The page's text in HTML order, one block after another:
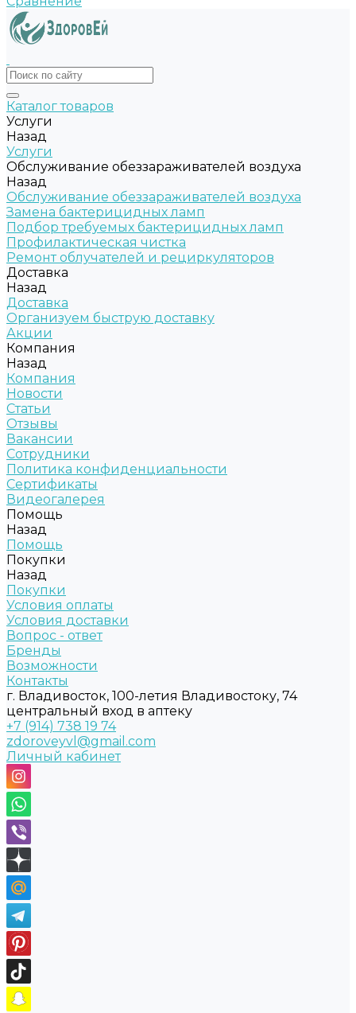
Каталог товаров
Услуги
Назад
Услуги
Обслуживание обеззараживателей воздуха
Назад
Обслуживание обеззараживателей воздуха
Замена бактерицидных ламп
Подбор требуемых бактерицидных ламп
Профилактическая чистка
Ремонт облучателей и рециркуляторов
Доставка
Назад
Доставка
Организуем быструю доставку
Акции
Компания
Назад
Компания
Новости
Статьи
Отзывы
Вакансии
Сотрудники
Политика конфиденциальности
Сертификаты
Видеогалерея
Помощь
Назад
Помощь
Покупки
Назад
Покупки
Условия оплаты
Условия доставки
Вопрос - ответ
Бренды
Возможности
Контакты
г. Владивосток, 100-летия Владивостоку, 74
центральный вход в аптеку
+7 (914) 738 19 74
zdoroveyvl@gmail.com
Личный кабинет